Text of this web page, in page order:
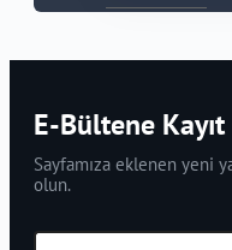
E-Bültene
Sayfamıza eklenen yeni
olun.